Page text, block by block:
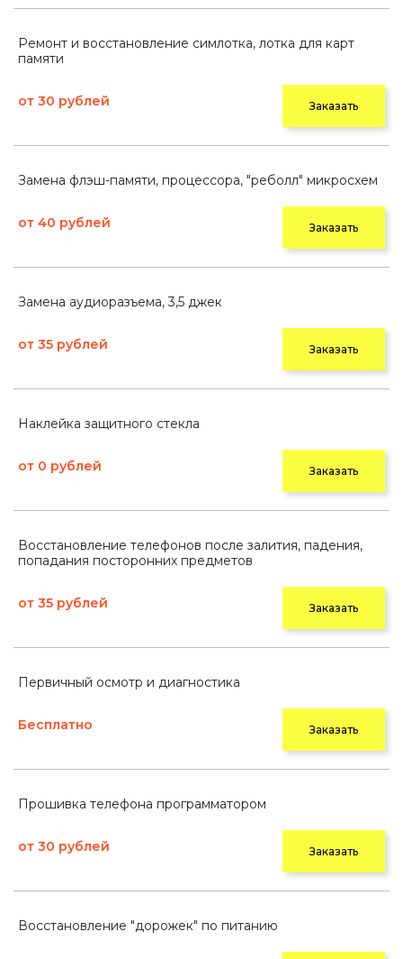
Ремонт и восстановление симлотка, лотка для карт
памяти
от 30 рублей Заказать
Замена флэш-памяти, процессора, "реболл" микросхем
от 40 рублей Заказать
Замена аудиоразъема, 3,5 джек
от 35 рублей Заказать
Наклейка защитного стекла
от 0 рублей Заказать
Восстановление телефонов после залития, падения,
попадания посторонних предметов
от 35 рублей Заказать
Первичный осмотр и диагностика
Бесплатно Заказать
Прошивка телефона программатором
от 30 рублей Заказать
Восстановление "дорожек" по питанию